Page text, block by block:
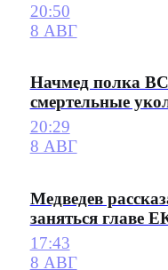
20:50
8 АВГ
Начмед полка
смертельные
20:29
8 АВГ
Медведев
заняться главе
17:43
8 АВГ